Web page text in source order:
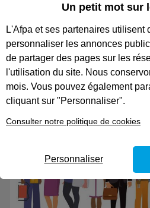
CODES
TECHNICIEN
SYSTÈMES
Un petit mot sur
L'Afpa et ses partenaires utilisent
personnaliser les annonces
de partager des pages sur les
l'utilisation du site. Nous
mois. Vous pouvez également
cliquant sur "Personnaliser".
Consulter notre politique de cookies
Personnaliser